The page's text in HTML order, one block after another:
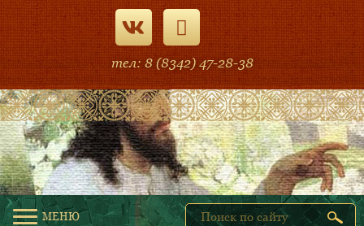
тел: 8 (8342) 47-28-38
МЕНЮ